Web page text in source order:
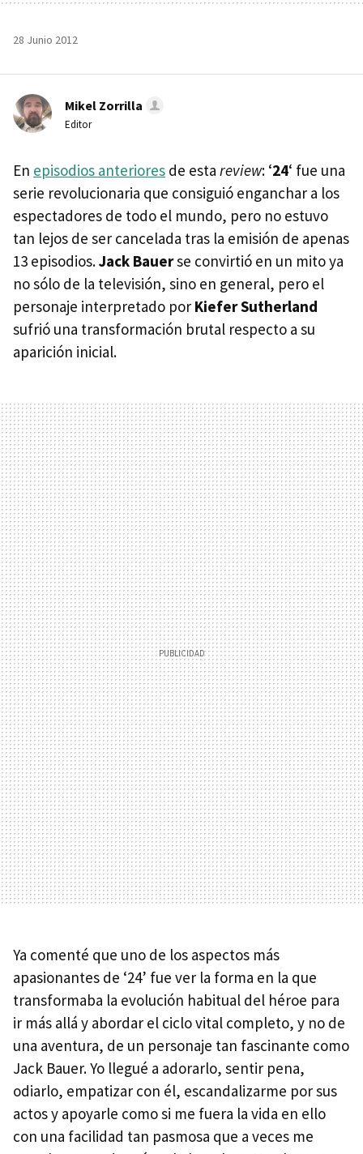
28 Junio 2012
Mikel Zorrilla
Editor
En episodios anteriores de esta review: ‘24‘ fue una
serie revolucionaria que consiguió enganchar a los
espectadores de todo el mundo, pero no estuvo
tan lejos de ser cancelada tras la emisión de apenas
13 episodios.Jack Bauerse convirtió en un mito ya
no sólo de la televisión, sino en general, pero el
personaje interpretado por Kiefer Sutherland
sufrió una transformación brutal respecto a su
aparición inicial.
Ya comenté que uno de los aspectos más
apasionantes de ‘24’ fue ver la forma en la que
transformaba la evolución habitual del héroe para
ir más allá y abordar el ciclo vital completo, y no de
una aventura, de un personaje tan fascinante como
Jack Bauer. Yo llegué a adorarlo, sentir pena,
odiarlo, empatizar con él, escandalizarme por sus
actos y apoyarle como si me fuera la vida en ello
con una facilidad tan pasmosa que a veces me